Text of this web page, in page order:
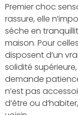
Premier choc
rassure, elle
sèche en
maison. Pour
disposent d’un
solidité
demande
n’est pas
d’être ou